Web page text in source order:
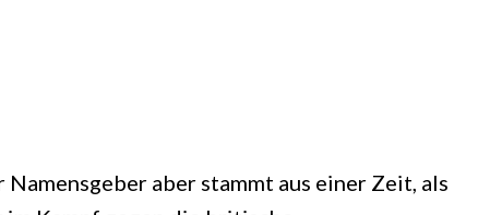
aber stammt aus einer Zeit, als